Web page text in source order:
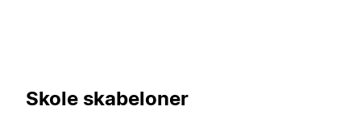
Skole skabeloner